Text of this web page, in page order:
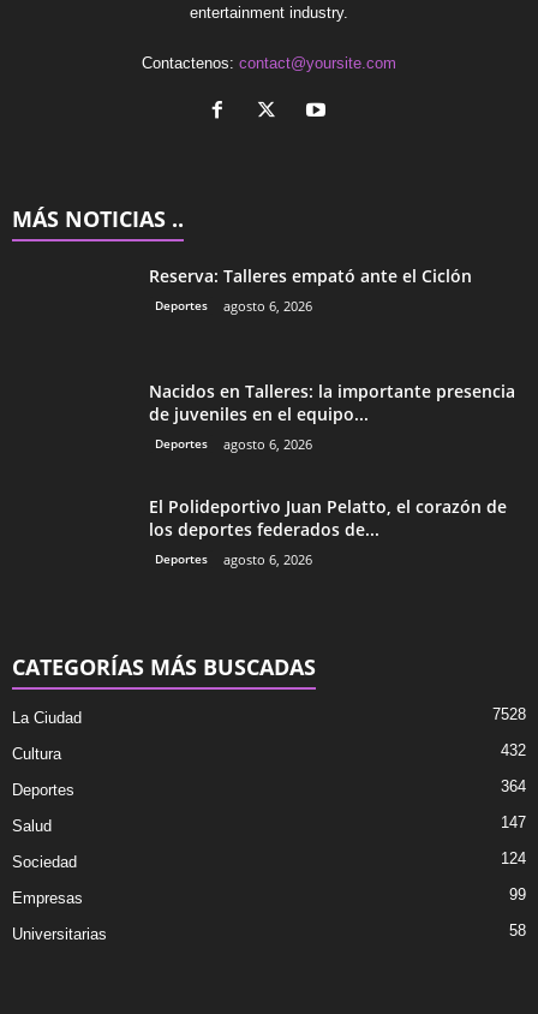
entertainment industry.
Contactenos: contact@yoursite.com
MÁS NOTICIAS ..
Reserva: Talleres empató ante el Ciclón
Deportes agosto 6, 2026
Nacidos en Talleres: la importante presencia
de juveniles en el equipo...
Deportes agosto 6, 2026
El Polideportivo Juan Pelatto, el corazón de
los deportes federados de...
Deportes agosto 6, 2026
CATEGORÍAS MÁS BUSCADAS
La Ciudad 7528
Cultura 432
Deportes 364
Salud 147
Sociedad 124
Empresas 99
Universitarias 58